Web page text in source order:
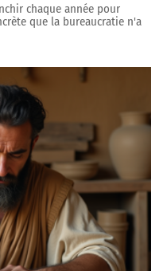
chaque année pour
que la bureaucratie n'a